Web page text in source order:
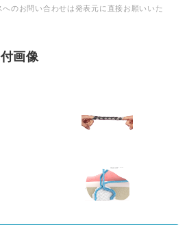
のお問い合わせは発表元に直接お願いいた
画像